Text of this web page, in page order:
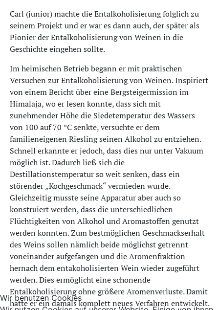
Carl (junior) machte die Entalkoholisierung folglich zu
seinem Projekt und er war es dann auch, der später als
Pionier der Entalkoholisierung von Weinen in die
Geschichte eingehen sollte.
Im heimischen Betrieb begann er mit praktischen
Versuchen zur Entalkoholisierung von Weinen. Inspiriert
von einem Bericht über eine Bergsteigermission im
Himalaja, wo er lesen konnte, dass sich mit
zunehmender Höhe die Siedetemperatur des Wassers
von 100 auf 70 °C senkte, versuchte er dem
familieneigenen Riesling seinen Alkohol zu entziehen.
Schnell erkannte er jedoch, dass dies nur unter Vakuum
möglich ist. Dadurch ließ sich die
Destillationstemperatur so weit senken, dass ein
störender „Kochgeschmack“ vermieden wurde.
Gleichzeitig musste seine Apparatur aber auch so
konstruiert werden, dass die unterschiedlichen
Flüchtigkeiten von Alkohol und Aromastoffen genutzt
werden konnten. Zum bestmöglichen Geschmackserhalt
des Weins sollen nämlich beide möglichst getrennt
voneinander aufgefangen und die Aromenfraktion
hernach dem entakoholisierten Wein wieder zugeführt
werden. Dies ermöglicht eine schonende
Entalkoholisierung ohne größere Aromenverluste. Damit
hatte er ein damals komplett neues Verfahren entwickelt.
Wir benutzen Cookies